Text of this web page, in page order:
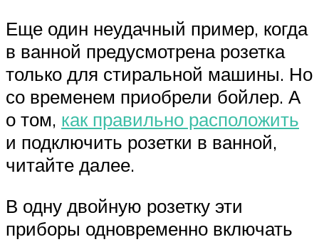
Еще один неудачный пример, когда
в ванной предусмотрена розетка
только для стиральной машины. Но
со временем приобрели бойлер. А
о том, как правильно расположить
и подключить розетки в ванной,
читайте далее.
В одну двойную розетку эти
приборы одновременно включать